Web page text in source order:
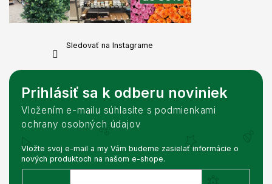
Sledovať na Instagrame
Prihlásiť sa k odberu noviniek
Vložením e-mailu súhlasíte s podmienkami
ochrany osobných údajov
Vložte svoj e-mail a my Vám budeme zasielať informácie o
nových produktoch na našom e-shope.